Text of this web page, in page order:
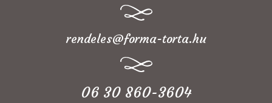
rendeles@forma-torta.hu
06 30 860-3604